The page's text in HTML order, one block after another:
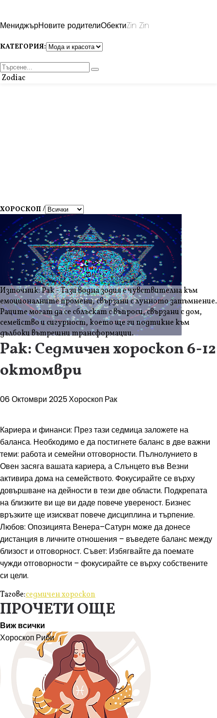
МениджърНовите родителиОбектиZin Zin
КАТЕГОРИЯ:
Zodiac
ХОРОСКОП /
Източник: Рак - Тази водна зодия е чувствителна към
емоционалните промени, свързани с лунното затъмнение.
Раците могат да се сблъскат с въпроси, свързани с дом,
семейство и сигурност, което ще ги подтикне към
дълбоки вътрешни трансформации.
Рак: Седмичен хороскоп 6-12
октомври
06 Октомври 2025Хороскоп Рак
Кариера и финанси: През тази седмица заложете на
баланса. Необходимо е да постигнете баланс в две важни
теми: работа и семейни отговорности. Пълнолунието в
Овен засяга вашата кариера, а Слънцето във Везни
активира дома на семейството. Фокусирайте се върху
довършване на дейности в тези две области. Подкрепата
на близките ви ще ви даде повече увереност. Бизнес
връзките ще изискват повече дисциплина и търпение.
Любов: Опозицията Венера–Сатурн може да донесе
дистанция в личните отношения – въведете баланс между
близост и отговорност. Съвет: Избягвайте да поемате
чужди отговорности – фокусирайте се върху собствените
си цели.
Тагове:седмичен хороскоп
ПРОЧЕТИ ОЩЕ
Виж всички
Хороскоп Риби